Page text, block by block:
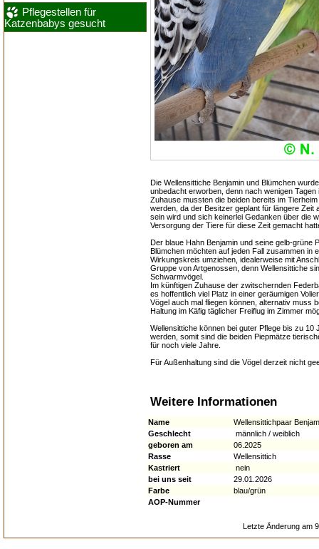
Die Wellensittiche Benjamin und Blümchen
unbedacht erworben, denn nach wenigen Tagen
Zuhause mussten die beiden bereits im
werden, da der Besitzer geplant für längere Zeit
sein wird und sich keinerlei Gedanken über die
Versorgung der Tiere für diese Zeit gemacht
Der blaue Hahn Benjamin und seine gelb-grüne
Blümchen möchten auf jeden Fall zusammen in
Wirkungskreis umziehen, idealerweise mit
Gruppe von Artgenossen, denn Wellensittiche
Schwarmvögel.
Im künftigen Zuhause der zwitschernden
es hoffentlich viel Platz in einer geräumigen
Vögel auch mal fliegen können, alternativ muss
Haltung im Käfig täglicher Freiflug im Zimmer
Wellensittiche können bei guter Pflege bis zu 10
werden, somit sind die beiden Piepmätze
für noch viele Jahre.
Für Außenhaltung sind die Vögel derzeit nicht
Weitere Informationen
Name
Wellensittichpaar
Geschlecht
männlich / weiblich
geboren am
06.2025
Rasse
Wellensittich
Kastriert
nein
bei uns seit
29.01.2026
Farbe
blau/grün
AOP-Nummer
Letzte Änderung am
Pflegestellen für
Katzenbabys gesucht